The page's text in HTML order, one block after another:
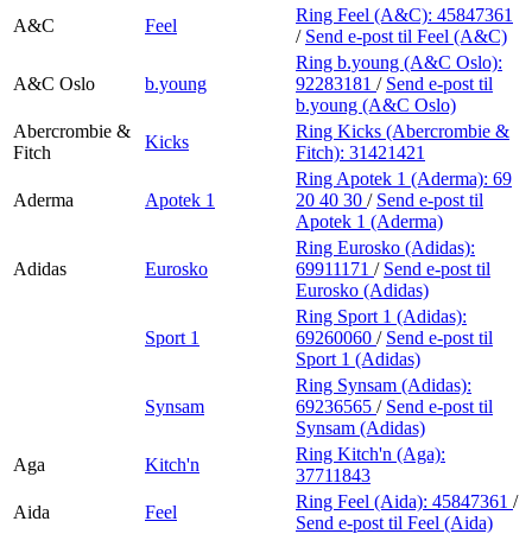
Magasin
A&C
Feel
Ring Feel (A&C): 45847361
/ Send e-post til Feel (A&C)
A&C Oslo b.young
Ring b.young (A&C Oslo):
92283181 / Send e-post til
b.young (A&C Oslo)
Abercrombie &
Fitch
Kicks
Ring Kicks (Abercrombie &
Fitch): 31421421
Aderma Apotek 1
Ring Apotek 1 (Aderma): 69
20 40 30 / Send e-post til
Apotek 1 (Aderma)
Adidas Eurosko
Ring Eurosko (Adidas):
69911171 / Send e-post til
Eurosko (Adidas)
Sport 1
Ring Sport 1 (Adidas):
69260060 / Send e-post til
Sport 1 (Adidas)
Synsam
Ring Synsam (Adidas):
69236565 / Send e-post til
Synsam (Adidas)
Aga
Kitch'n
Ring Kitch'n (Aga):
37711843
Aida
Feel
Ring Feel (Aida): 45847361 /
Send e-post til Feel (Aida)